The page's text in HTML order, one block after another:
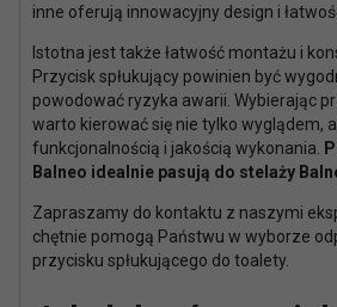
inne oferują innowacyjny design i
Istotna jest także łatwość montażu i
Przycisk spłukujący powinien być
powodować ryzyka awarii. Wybierając
warto kierować się nie tylko wyglądem,
funkcjonalnością i jakością wykonania.
Balneo idealnie pasują do stelaży
Zapraszamy do kontaktu z naszymi
chętnie pomogą Państwu w wyborze
przycisku spłukującego do toalety.